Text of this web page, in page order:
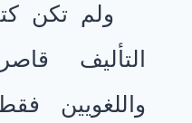
ولم تكن
التأليف
واللغويين